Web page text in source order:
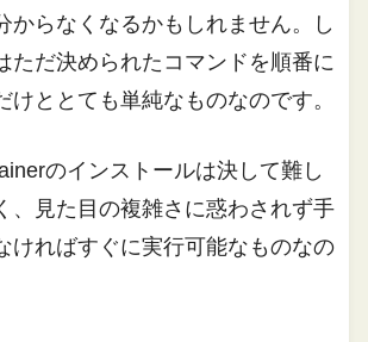
からなくなるかもしれません。し
ただ決められたコマンドを順番に
けととても単純なものなのです。
のインストールは決して難し
、見た目の複雑さに惑わされず手
ければすぐに実行可能なものなの